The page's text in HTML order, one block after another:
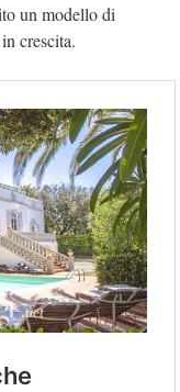
un modello di
crescita.